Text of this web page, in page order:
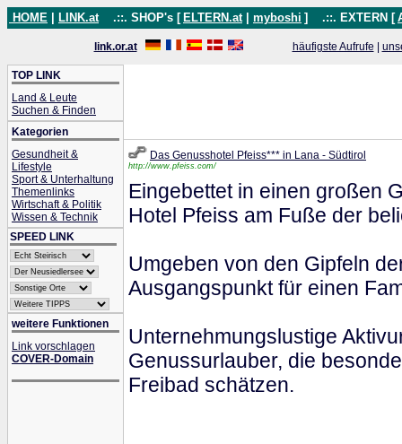
HOME LINK.at .::. SHOP's [ ELTERN.at myboshi ] .::. EXTERN [
link.or.at häufigste Aufrufe
TOP LINK
Land & Leute
Suchen & Finden
Kategorien
Gesundheit &
Lifestyle
Sport & Unterhaltung
Themenlinks
Wirtschaft & Politik
Wissen & Technik
SPEED LINK
weitere Funktionen
Link vorschlagen
COVER-Domain
Das Genusshotel Pfeiss*** in Lana - Südtirol
http://www.pfeiss.com/
Eingebettet in einen großen
Hotel Pfeiss am Fuße der
Umgeben von den Gipfeln
Ausgangspunkt für einen
Unternehmungslustige
Genussurlauber, die
Freibad schätzen.